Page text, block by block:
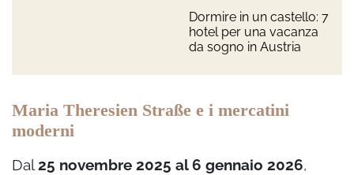
Dormire in un castello: 7
hotel per una vacanza
da sogno in Austria
Maria Theresien Straße e i mercatini
moderni
Dal25 novembre 2025 al 6 gennaio 2026,